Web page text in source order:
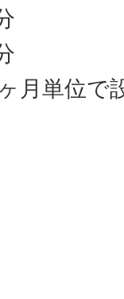
月単位で